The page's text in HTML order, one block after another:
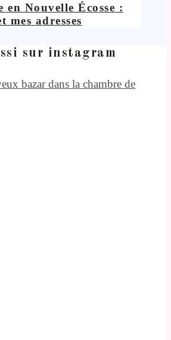
en Nouvelle Écosse :
mes adresses
sur instagram
bazar dans la chambre de